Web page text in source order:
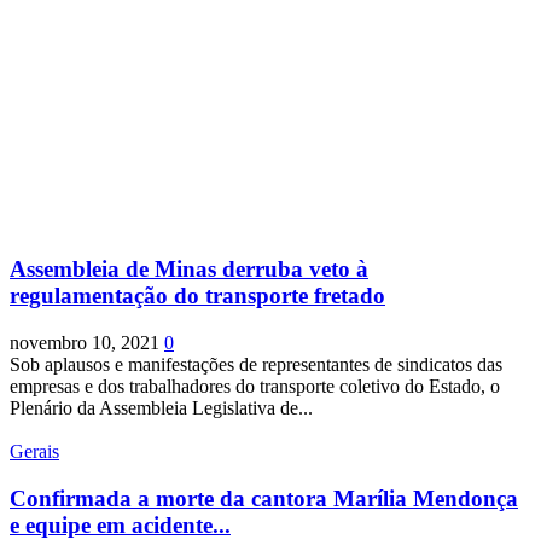
Assembleia de Minas derruba veto à
regulamentação do transporte fretado
novembro 10, 2021 0
Sob aplausos e manifestações de representantes de sindicatos das
empresas e dos trabalhadores do transporte coletivo do Estado, o
Plenário da Assembleia Legislativa de...
Gerais
Confirmada a morte da cantora Marília Mendonça
e equipe em acidente...